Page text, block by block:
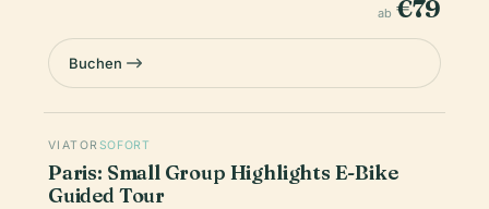
ab €79
Buchen
VIATOR SOFORT
Paris: Small Group Highlights E-Bike
Guided Tour